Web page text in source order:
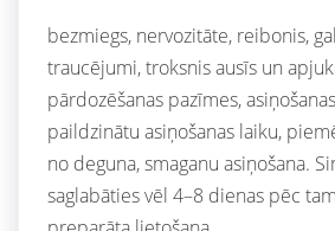
bezmiegs, nervozitāte, reibonis,
traucējumi, troksnis ausīs un
pārdozēšanas pazīmes,
paildzinātu asiņošanas laiku,
no deguna, smaganu asiņošana.
saglabāties vēl 4–8 dienas pēc